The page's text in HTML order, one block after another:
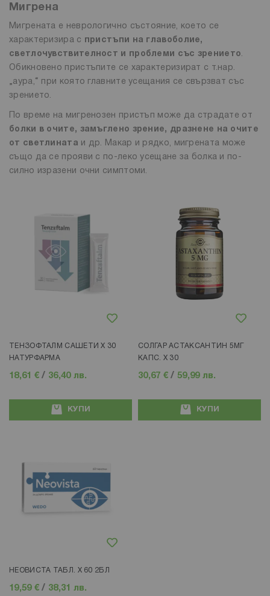
Мигрена
Мигрената е неврологично състояние, което се
характеризира с пристъпи на главоболие,
светлочувствителност и проблеми със зрението.
Обикновено пристъпите се характеризират с т.нар.
„аура,“ при която главните усещания се свързват със
зрението.
По време на мигренозен пристъп може да страдате от
болки в очите, замъглено зрение, дразнене на очите
от светлината и др. Макар и рядко, мигрената може
също да се прояви с по-леко усещане за болка и по-
силно изразени очни симптоми.
ТЕНЗОФТАЛМ САШЕТИ Х 30
НАТУРФАРМА
18,61 € / 36,40 лв.
КУПИ
СОЛГАР АСТАКСАНТИН 5МГ
КАПС. X 30
30,67 € /59,99 лв.
КУПИ
НЕОВИСТА ТАБЛ. Х 60 2БЛ
19,59 € / 38,31 лв.